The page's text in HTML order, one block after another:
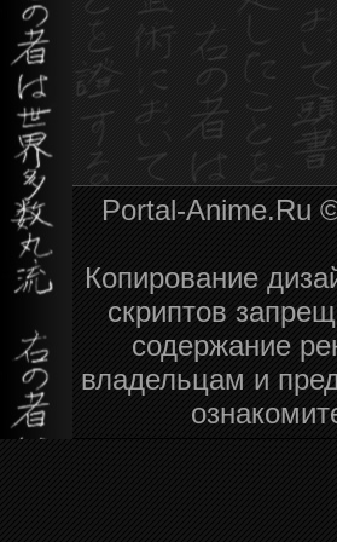
Portal-Anime.Ru
Копирование
скриптов
содержание
владельцам и